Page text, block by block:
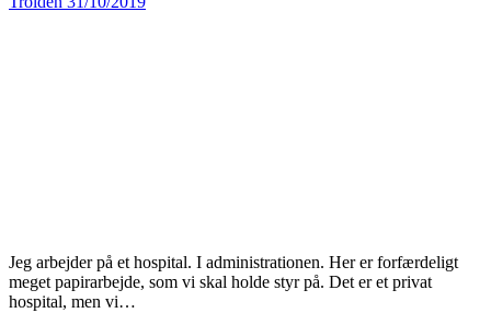
Jeg arbejder på et hospital. I administrationen. Her er forfærdeligt
meget papirarbejde, som vi skal holde styr på. Det er et privat
hospital, men vi…